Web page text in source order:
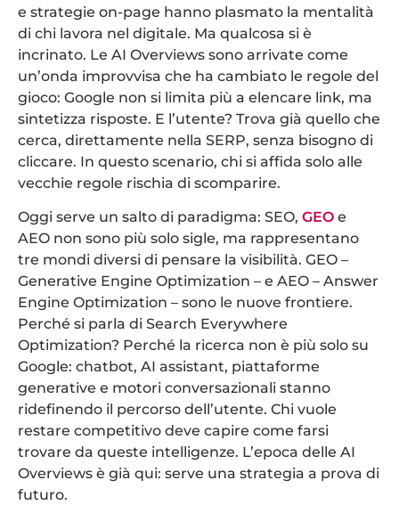
e strategie on-page hanno plasmato la mentalità
di chi lavora nel digitale. Ma qualcosa si è
incrinato. Le AI Overviews sono arrivate come
un’onda improvvisa che ha cambiato le regole del
gioco: Google non si limita più a elencare link, ma
sintetizza risposte. E l’utente? Trova già quello che
cerca, direttamente nella SERP, senza bisogno di
cliccare. In questo scenario, chi si affida solo alle
vecchie regole rischia di scomparire.
Oggi serve un salto di paradigma: SEO, GEO e
AEO non sono più solo sigle, ma rappresentano
tre mondi diversi di pensare la visibilità. GEO –
Generative Engine Optimization – e AEO – Answer
Engine Optimization – sono le nuove frontiere.
Perché si parla di Search Everywhere
Optimization? Perché la ricerca non è più solo su
Google: chatbot, AI assistant, piattaforme
generative e motori conversazionali stanno
ridefinendo il percorso dell’utente. Chi vuole
restare competitivo deve capire come farsi
trovare da queste intelligenze. L’epoca delle AI
Overviews è già qui: serve una strategia a prova di
futuro.